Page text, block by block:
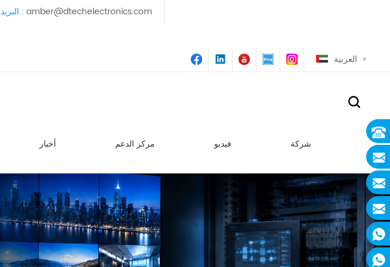
البريد الإلكتروني : amber@dtechelectronics.com
العربية
أخبار مركز الدعم فيديو شركة